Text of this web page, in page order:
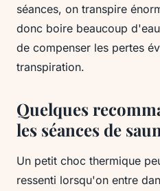
séances, on transpire
donc boire beaucoup
de compenser les pertes
transpiration.
Quelques
les séances de
Un petit choc thermique
ressenti lorsqu'on entre